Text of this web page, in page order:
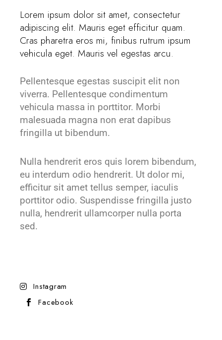
Lorem ipsum dolor sit amet, consectetur
adipiscing elit. Mauris eget efficitur quam.
Cras pharetra eros mi, finibus rutrum ipsum
vehicula eget. Mauris vel egestas arcu.
Pellentesque egestas suscipit elit non
viverra. Pellentesque condimentum
vehicula massa in porttitor. Morbi
malesuada magna non erat dapibus
fringilla ut bibendum.
Nulla hendrerit eros quis lorem bibendum,
eu interdum odio hendrerit. Ut dolor mi,
efficitur sit amet tellus semper, iaculis
porttitor odio. Suspendisse fringilla justo
nulla, hendrerit ullamcorper nulla porta
sed.
Instagram
Facebook